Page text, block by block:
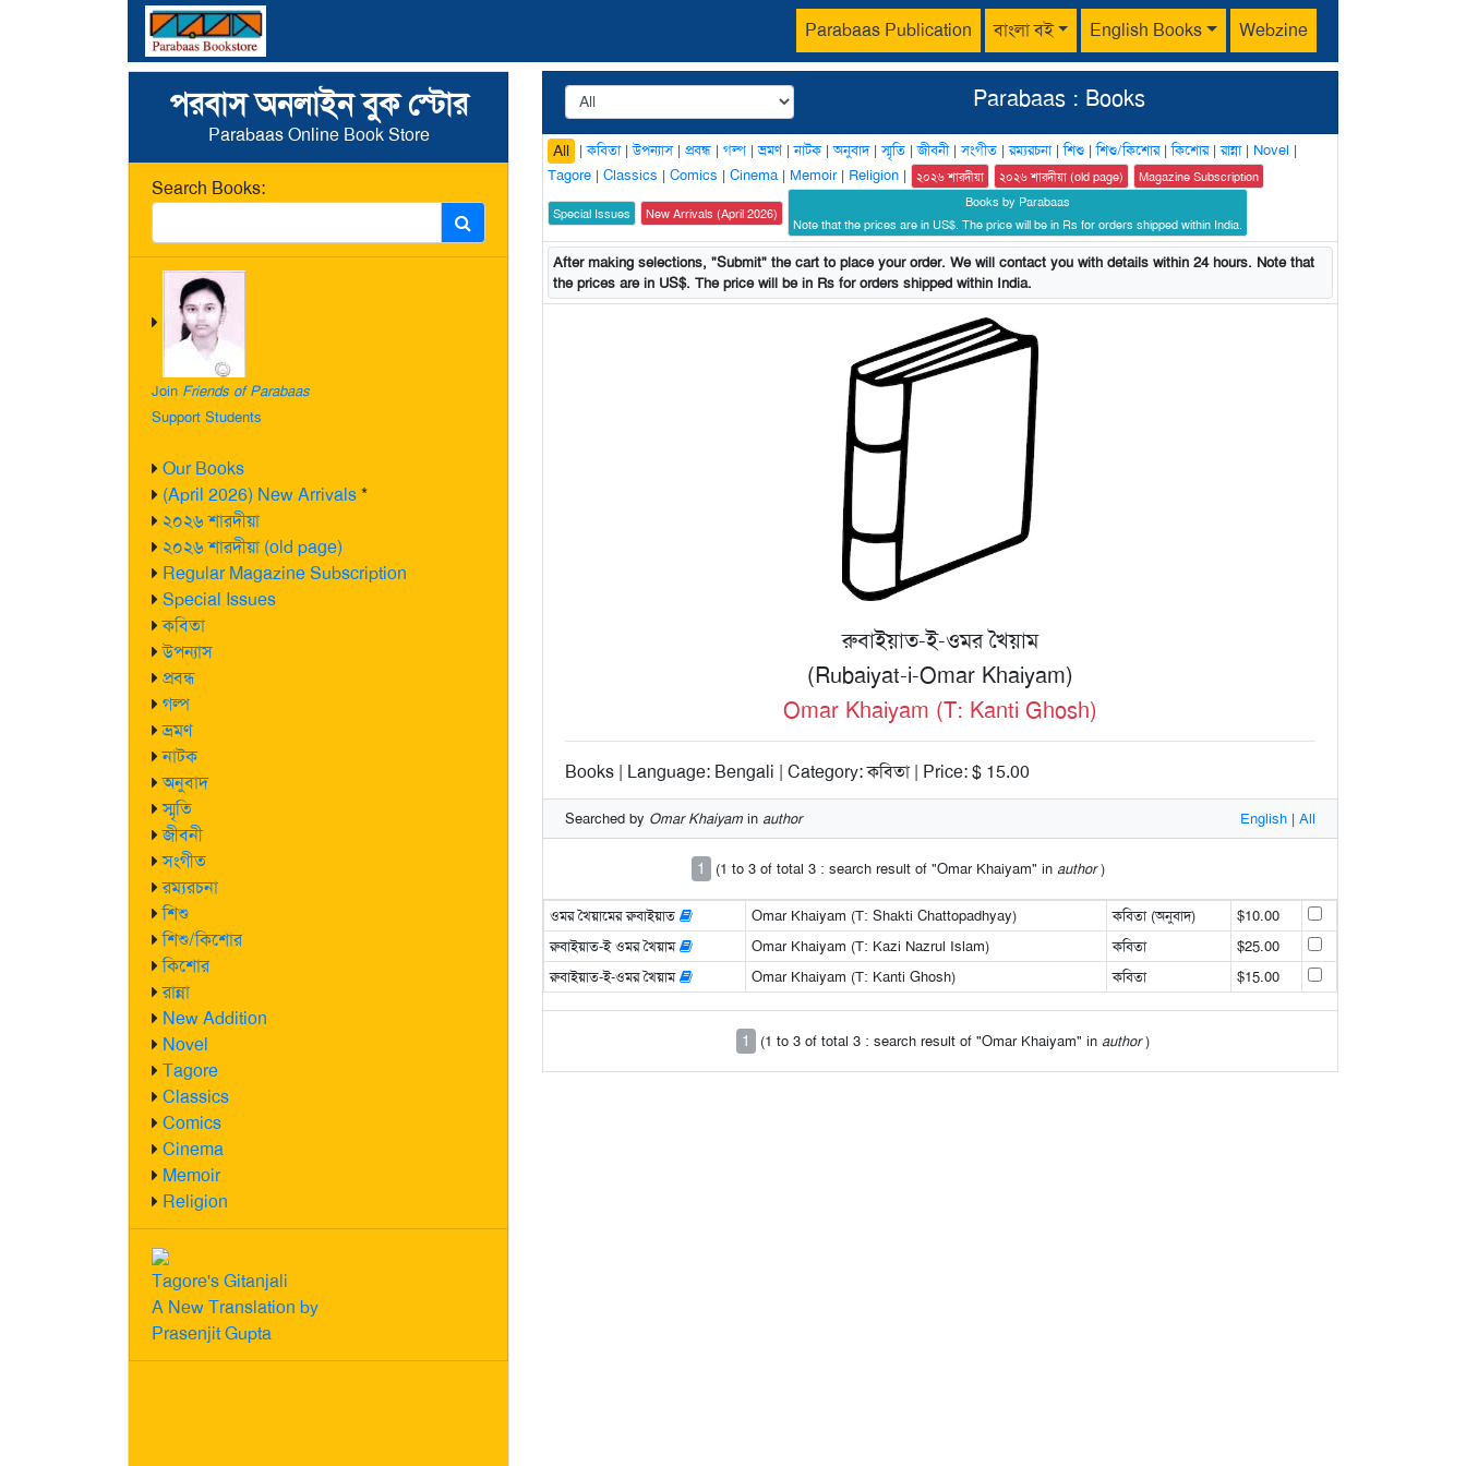
Parabaas Publication বাংলা বই English Books Webzine
পরবাস অনলাইন বুক স্টোর
Parabaas Online Book Store
Search Books:
Join Friends of Parabaas
Support Students
Our Books
(April 2026) New Arrivals*
২০২৬ শারদীয়া
২০২৬ শারদীয়া (old page)
Regular Magazine Subscription
Special Issues
কবিতা
উপন্যাস
প্রবন্ধ
গল্প
ভ্রমণ
নাটক
অনুবাদ
স্মৃতি
জীবনী
সংগীত
রম্যরচনা
শিশু
শিশু/কিশোর
কিশোর
রান্না
New Addition
Novel
Tagore
Classics
Comics
Cinema
Memoir
Religion
Tagore's Gitanjali
A New Translation by
Prasenjit Gupta
Parabaas : Books
All |কবিতা|উপন্যাস| প্রবন্ধ | গল্প |ভ্রমণ|নাটক |অনুবাদ|স্মৃতি |জীবনী|সংগীত |রম্যরচনা|শিশু |শিশু/কিশোর|কিশোর|রান্না| Novel |
Tagore | Classics | Comics | Cinema | Memoir| Religion | ২০২৬ শারদীয়া ২০২৬ শারদীয়া (old page) Magazine Subscription
Special Issues New Arrivals (April 2026)
Books by Parabaas
Note that the prices are in US$. The price will be in Rs for orders shipped within India.
After making selections, "Submit" the cart to place your order. We will contact you with details within 24 hours. Note that
the prices are in US$. The price will be in Rs for orders shipped within India.
রুবাইয়াত-ই-ওমর খৈয়াম
(Rubaiyat-i-Omar Khaiyam)
Omar Khaiyam (T: Kanti Ghosh)
Books | Language: Bengali | Category: কবিতা | Price: $ 15.00
Searched by Omar Khaiyam in author English | All
1 (1 to 3 of total 3 : search result of "Omar Khaiyam" in author)
ওমর খৈয়ামের রুবাইয়াত Omar Khaiyam (T: Shakti Chattopadhyay) কবিতা (অনুবাদ)
$10.00
রুবাইয়াত-ই ওমর খৈয়াম
Omar Khaiyam (T: Kazi Nazrul Islam) কবিতা
$25.00
রুবাইয়াত-ই-ওমর খৈয়াম
Omar Khaiyam (T: Kanti Ghosh) কবিতা $15.00
1 (1 to 3 of total 3 : search result of "Omar Khaiyam" in author)